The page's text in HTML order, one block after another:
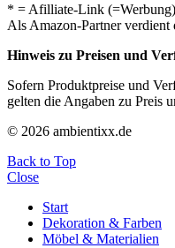
* = Afilliate-Link (=Werbung)
Als Amazon-Partner
Hinweis zu Preisen und
Sofern Produktpreise und
gelten die Angaben zu Preis
© 2026 ambientixx.de
Back to Top
Close
Start
Dekoration & Farben
Möbel & Materialien